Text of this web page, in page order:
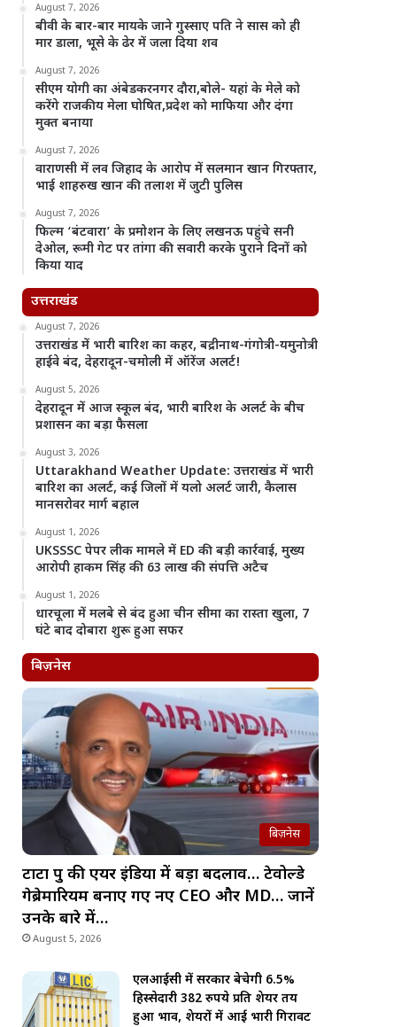
August 7, 2026
बीवी के बार-बार मायके जाने गुस्साए पति ने सास को ही
मार डाला, भूसे के ढेर में जला दिया शव
August 7, 2026
सीएम योगी का अंबेडकरनगर दौरा,बोले- यहां के मेले को
करेंगे राजकीय मेला घोषित,प्रदेश को माफिया और दंगा
मुक्त बनाया
August 7, 2026
वाराणसी में लव जिहाद के आरोप में सलमान खान गिरफ्तार,
भाई शाहरुख खान की तलाश में जुटी पुलिस
August 7, 2026
फिल्म ‘बंटवारा’ के प्रमोशन के लिए लखनऊ पहुंचे सनी
देओल, रूमी गेट पर तांगा की सवारी करके पुराने दिनों को
किया याद
उत्तराखंड
August 7, 2026
उत्तराखंड में भारी बारिश का कहर, बद्रीनाथ-गंगोत्री-यमुनोत्री
हाईवे बंद, देहरादून-चमोली में ऑरेंज अलर्ट!
August 5, 2026
देहरादून में आज स्कूल बंद, भारी बारिश के अलर्ट के बीच
प्रशासन का बड़ा फैसला
August 3, 2026
Uttarakhand Weather Update: उत्तराखंड में भारी
बारिश का अलर्ट, कई जिलों में यलो अलर्ट जारी, कैलास
मानसरोवर मार्ग बहाल
August 1, 2026
UKSSSC पेपर लीक मामले में ED की बड़ी कार्रवाई, मुख्य
आरोपी हाकम सिंह की 63 लाख की संपत्ति अटैच
August 1, 2026
धारचूला में मलबे से बंद हुआ चीन सीमा का रास्ता खुला, 7
घंटे बाद दोबारा शुरू हुआ सफर
बिज़नेस
बिज़नेस
टाटा ग्रुप की एयर इंडिया में बड़ा बदलाव… टेवोल्डे
गेब्रेमारियम बनाए गए नए CEO और MD… जानें
उनके बारे में…
August 5, 2026
एलआईसी में सरकार बेचेगी 6.5%
हिस्सेदारी 382 रुपये प्रति शेयर तय
हुआ भाव, शेयरों में आई भारी गिरावट